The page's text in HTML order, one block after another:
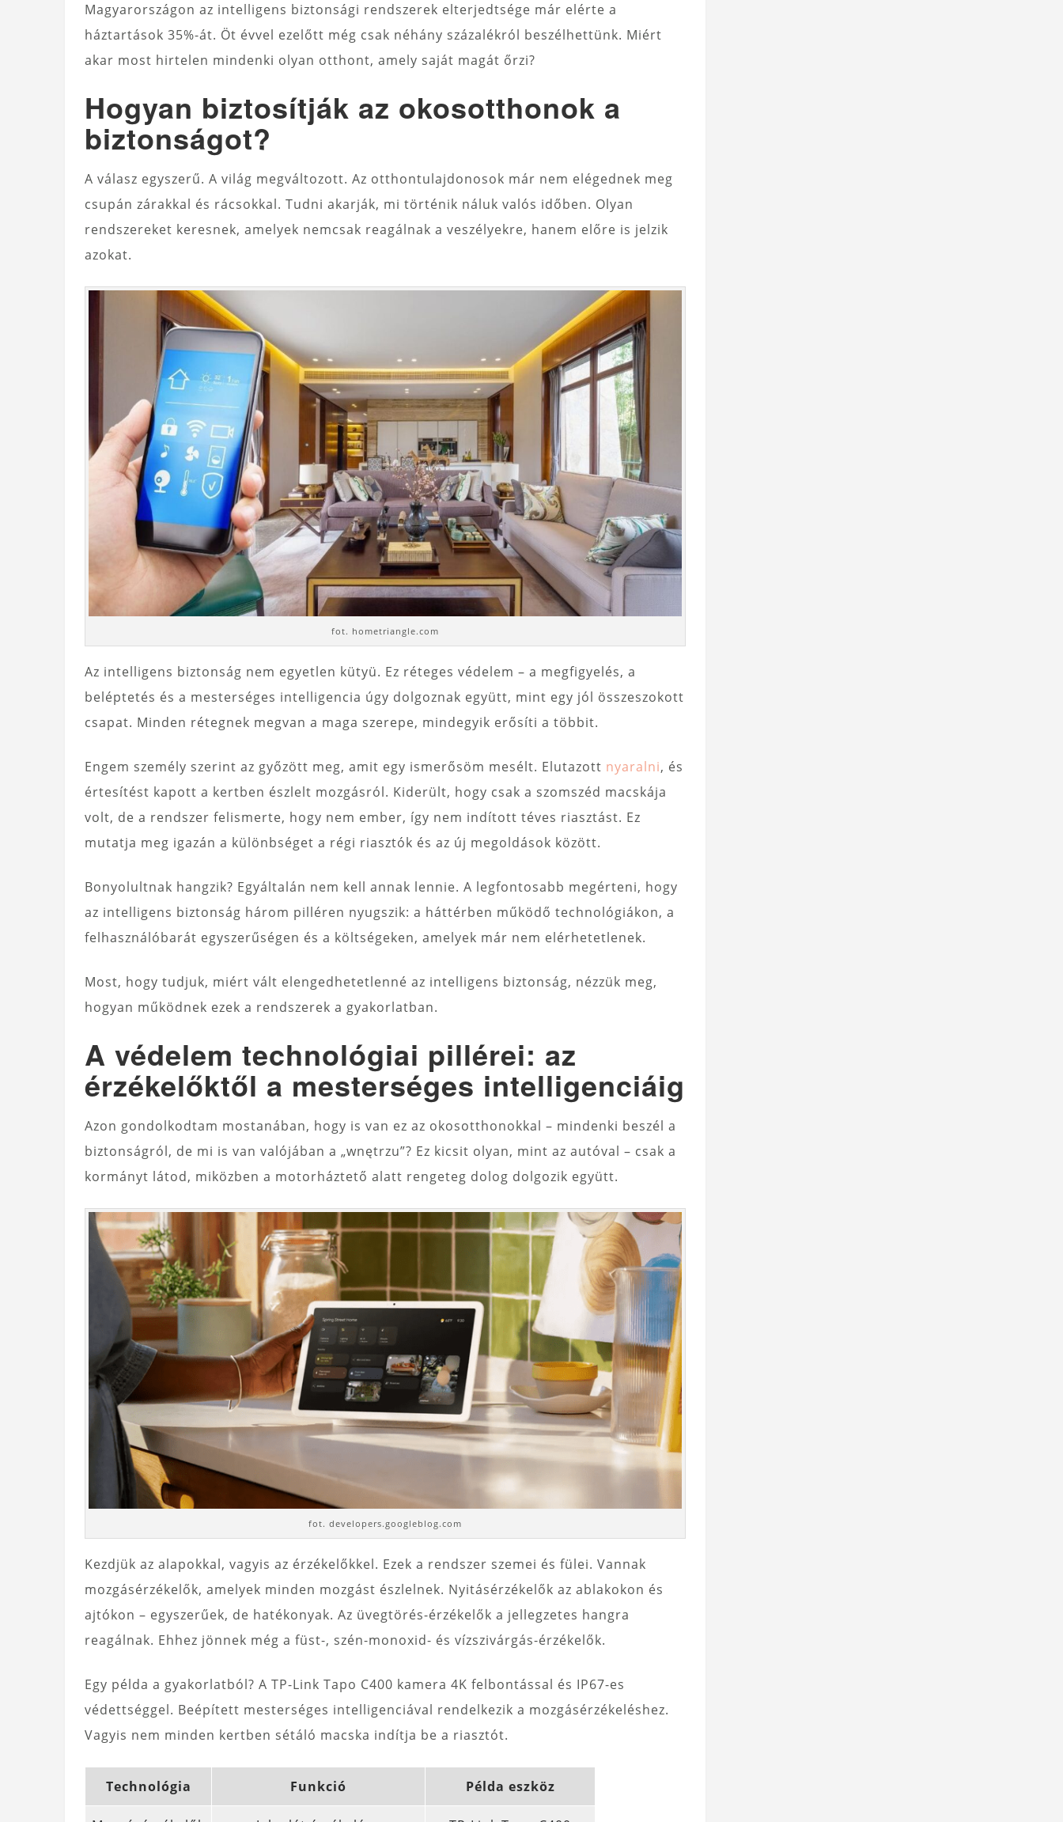
Magyarországon az intelligens biztonsági rendszerek elterjedtsége már elérte a
háztartások 35%-át. Öt évvel ezelőtt még csak néhány százalékról beszélhettünk. Miért
akar most hirtelen mindenki olyan otthont, amely saját magát őrzi?
Hogyan biztosítják az okosotthonok a
biztonságot?
A válasz egyszerű. A világ megváltozott. Az otthontulajdonosok már nem elégednek meg
csupán zárakkal és rácsokkal. Tudni akarják, mi történik náluk valós időben. Olyan
rendszereket keresnek, amelyek nemcsak reagálnak a veszélyekre, hanem előre is jelzik
azokat.
fot. hometriangle.com
Az intelligens biztonság nem egyetlen kütyü. Ez réteges védelem – a megfigyelés, a
beléptetés és a mesterséges intelligencia úgy dolgoznak együtt, mint egy jól összeszokott
csapat. Minden rétegnek megvan a maga szerepe, mindegyik erősíti a többit.
Engem személy szerint az győzött meg, amit egy ismerősöm mesélt. Elutazott nyaralni, és
értesítést kapott a kertben észlelt mozgásról. Kiderült, hogy csak a szomszéd macskája
volt, de a rendszer felismerte, hogy nem ember, így nem indított téves riasztást. Ez
mutatja meg igazán a különbséget a régi riasztók és az új megoldások között.
Bonyolultnak hangzik? Egyáltalán nem kell annak lennie. A legfontosabb megérteni, hogy
az intelligens biztonság három pilléren nyugszik: a háttérben működő technológiákon, a
felhasználóbarát egyszerűségen és a költségeken, amelyek már nem elérhetetlenek.
Most, hogy tudjuk, miért vált elengedhetetlenné az intelligens biztonság, nézzük meg,
hogyan működnek ezek a rendszerek a gyakorlatban.
A védelem technológiai pillérei: az
érzékelőktől a mesterséges intelligenciáig
Azon gondolkodtam mostanában, hogy is van ez az okosotthonokkal – mindenki beszél a
biztonságról, de mi is van valójában a „wnętrzu”? Ez kicsit olyan, mint az autóval – csak a
kormányt látod, miközben a motorháztető alatt rengeteg dolog dolgozik együtt.
fot. developers.googleblog.com
Kezdjük az alapokkal, vagyis az érzékelőkkel. Ezek a rendszer szemei és fülei. Vannak
mozgásérzékelők, amelyek minden mozgást észlelnek. Nyitásérzékelők az ablakokon és
ajtókon – egyszerűek, de hatékonyak. Az üvegtörés-érzékelők a jellegzetes hangra
reagálnak. Ehhez jönnek még a füst-, szén-monoxid- és vízszivárgás-érzékelők.
Egy példa a gyakorlatból? A TP-Link Tapo C400 kamera 4K felbontással és IP67-es
védettséggel. Beépített mesterséges intelligenciával rendelkezik a mozgásérzékeléshez.
Vagyis nem minden kertben sétáló macska indítja be a riasztót.
Technológia Funkció Példa eszköz